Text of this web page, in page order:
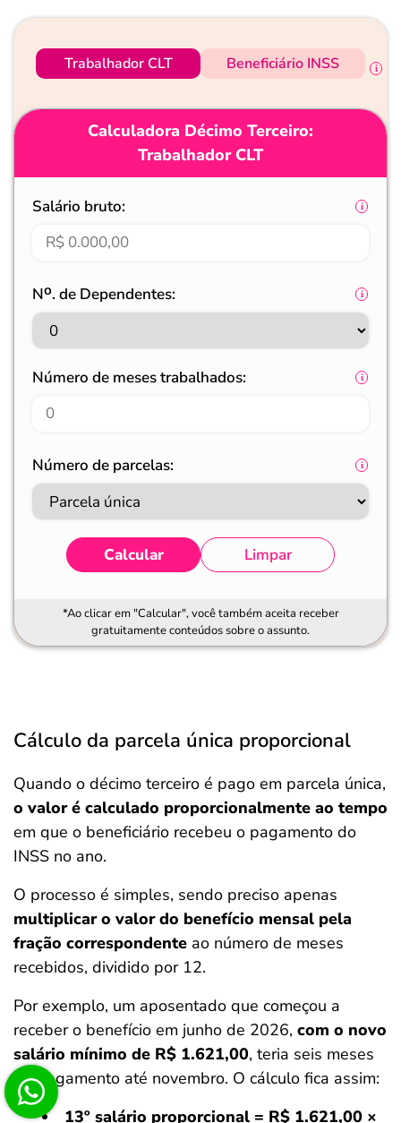
Trabalhador CLT Beneficiário INSS
Calculadora Décimo Terceiro:
Trabalhador CLT
Salário bruto:
Nᴼ. de Dependentes:
Número de meses trabalhados:
Número de parcelas:
Calcular Limpar
*Ao clicar em "Calcular", você também aceita receber
gratuitamente conteúdos sobre o assunto.
Cálculo da parcela única proporcional
Quando o décimo terceiro é pago em parcela única,
o valor é calculado proporcionalmente ao tempo
em que o beneficiário recebeu o pagamento do
INSS no ano.
O processo é simples, sendo preciso apenas
multiplicar o valor do benefício mensal pela
fração correspondente ao número de meses
recebidos, dividido por 12.
Por exemplo, um aposentado que começou a
receber o benefício em junho de 2026, com o novo
salário mínimo de R$ 1.621,00, teria seis meses
de pagamento até novembro. O cálculo fica assim:
13º salário proporcional = R$ 1.621,00 ×